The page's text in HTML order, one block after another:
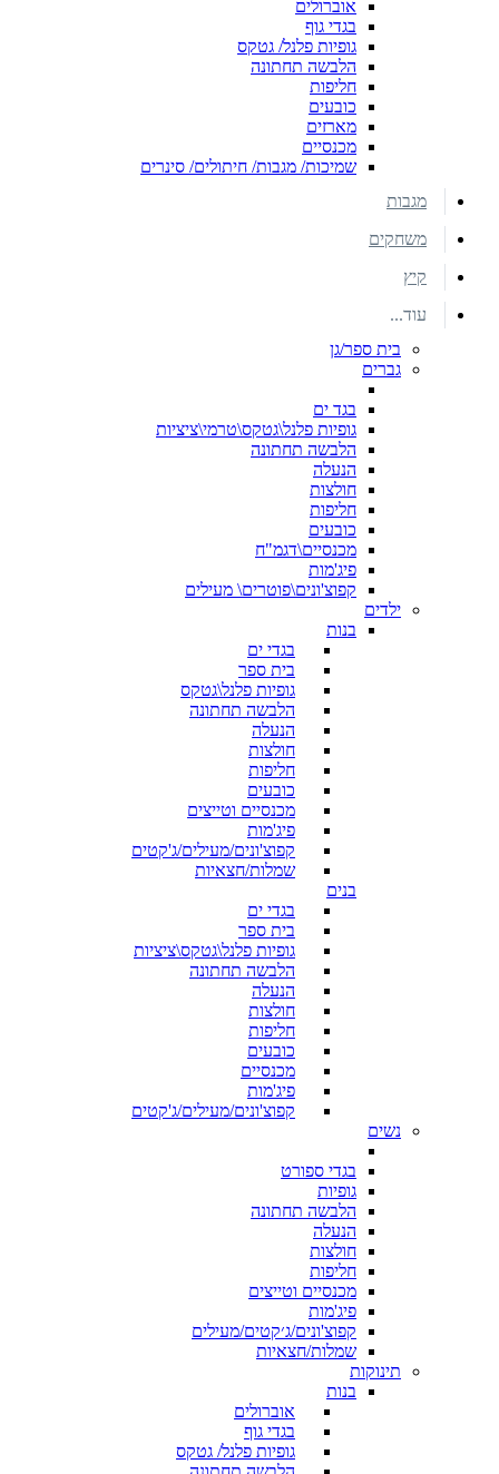
אוברולים
בגדי גוף
גופיות פלנל/ גטקס
הלבשה תחתונה
חליפות
כובעים
מארזים
מכנסיים
שמיכות/ מגבות/ חיתולים/ סינרים
מגבות
משחקים
קיץ
עוד...
בית ספר/גן
גברים
בגד ים
גופיות פלנל\גטקס\טרמי\ציציות
הלבשה תחתונה
הנעלה
חולצות
חליפות
כובעים
מכנסיים\דגמ"ח
פיג'מות
קפוצ'ונים\פוטרים\ מעילים
ילדים
בנות
בגדי ים
בית ספר
גופיות פלנל\גטקס
הלבשה תחתונה
הנעלה
חולצות
חליפות
כובעים
מכנסיים וטייצים
פיג'מות
קפוצ'ונים/מעילים/ג'קטים
שמלות/חצאיות
בנים
בגדי ים
בית ספר
גופיות פלנל\גטקס\ציציות
הלבשה תחתונה
הנעלה
חולצות
חליפות
כובעים
מכנסיים
פיג'מות
קפוצ'ונים/מעילים/ג'קטים
נשים
בגדי ספורט
גופיות
הלבשה תחתונה
הנעלה
חולצות
חליפות
מכנסיים וטייצים
פיג'מות
קפוצ'ונים/ג׳קטים/מעילים
שמלות/חצאיות
תינוקות
בנות
אוברולים
בגדי גוף
גופיות פלנל/ גטקס